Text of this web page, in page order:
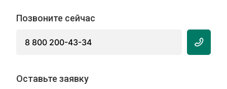
Позвоните сейчас
8 800 200-43-34
Оставьте заявку